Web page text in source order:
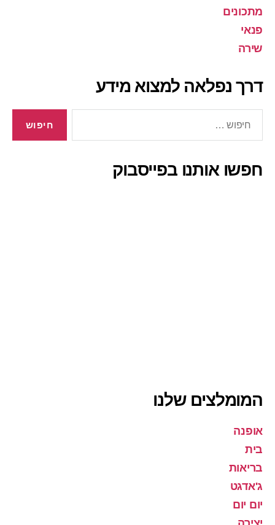
מתכונים
פנאי
שירה
דרך נפלאה למצוא מידע
חפשו אותנו בפייסבוק
המומלצים שלנו
אופנה
בית
בריאות
ג'אדגט
יום יום